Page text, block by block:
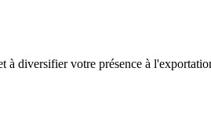
à diversifier votre présence à